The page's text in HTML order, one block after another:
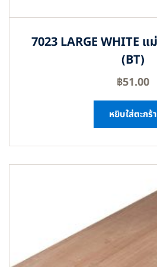
7023 LARGE WHITE
(BT)
฿51.00
หยิบใส่ตะกร้า